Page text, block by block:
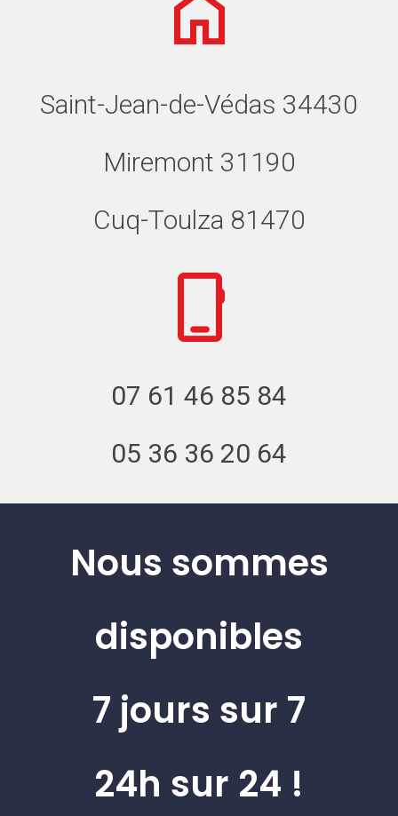
Saint-Jean-de-Védas 34430
Miremont 31190
Cuq-Toulza 81470
07 61 46 85 84
05 36 36 20 64
Nous sommes
disponibles
7 jours sur 7
24h sur 24 !